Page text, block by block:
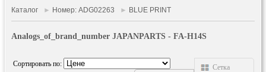
Каталог ► Номер: ADG02263 ► BLUE PRINT
Analogs_of_brand_number JAPANPARTS - FA-H14S
Сортировать по:
Сетка